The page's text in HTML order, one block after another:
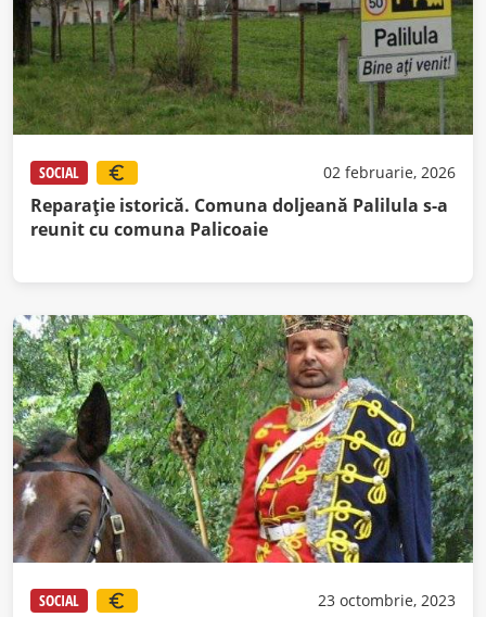
SOCIAL 02 februarie, 2026
Reparație istorică. Comuna doljeană Palilula s-a
reunit cu comuna Palicoaie
SOCIAL 23 octombrie, 2023